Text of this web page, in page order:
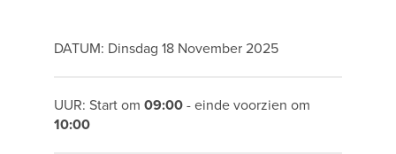
DATUM: Dinsdag 18 November 2025
UUR: Start om 09:00- einde voorzien om
10:00